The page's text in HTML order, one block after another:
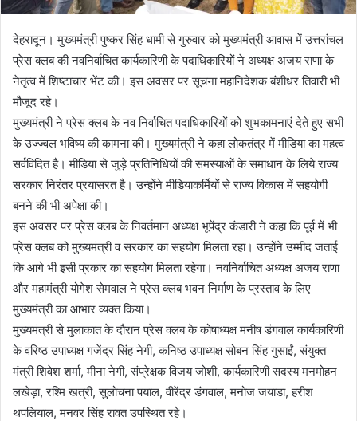
देहरादून। मुख्यमंत्री पुष्कर सिंह धामी से गुरुवार को मुख्यमंत्री आवास में उत्तरांचल
प्रेस क्लब की नवनिर्वाचित कार्यकारिणी के पदाधिकारियों ने अध्यक्ष अजय राणा के
नेतृत्व में शिष्टाचार भेंट की। इस अवसर पर सूचना महानिदेशक बंशीधर तिवारी भी
मौजूद रहे।
मुख्यमंत्री ने प्रेस क्लब के नव निर्वाचित पदाधिकारियों को शुभकामनाएं देते हुए सभी
के उज्ज्वल भविष्य की कामना की। मुख्यमंत्री ने कहा लोकतंत्र में मीडिया का महत्व
सर्वविदित है। मीडिया से जुड़े प्रतिनिधियों की समस्याओं के समाधान के लिये राज्य
सरकार निरंतर प्रयासरत है। उन्होंने मीडियाकर्मियों से राज्य विकास में सहयोगी
बनने की भी अपेक्षा की।
इस अवसर पर प्रेस क्लब के निवर्तमान अध्यक्ष भूपेंद्र कंडारी ने कहा कि पूर्व में भी
प्रेस क्लब को मुख्यमंत्री व सरकार का सहयोग मिलता रहा। उन्होंने उम्मीद जताई
कि आगे भी इसी प्रकार का सहयोग मिलता रहेगा। नवनिर्वाचित अध्यक्ष अजय राणा
और महामंत्री योगेश सेमवाल ने प्रेस क्लब भवन निर्माण के प्रस्ताव के लिए
मुख्यमंत्री का आभार व्यक्त किया।
मुख्यमंत्री से मुलाकात के दौरान प्रेस क्लब के कोषाध्यक्ष मनीष डंगवाल कार्यकारिणी
के वरिष्ठ उपाध्यक्ष गजेंद्र सिंह नेगी, कनिष्ठ उपाध्यक्ष सोबन सिंह गुसाईं, संयुक्त
मंत्री शिवेश शर्मा, मीना नेगी, संप्रेक्षक विजय जोशी, कार्यकारिणी सदस्य मनमोहन
लखेड़ा, रश्मि खत्री, सुलोचना पयाल, वीरेंद्र डंगवाल, मनोज जयाडा, हरीश
थपलियाल, मनवर सिंह रावत उपस्थित रहे।